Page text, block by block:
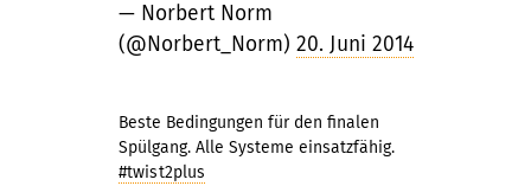
— Norbert Norm
(@Norbert_Norm) 20. Juni 2014
Beste Bedingungen für den finalen
Spülgang. Alle Systeme einsatzfähig.
#twist2plus